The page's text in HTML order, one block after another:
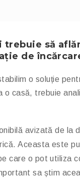
trebuie să
de
o soluție
o casă, trebuie
avizată de la
Aceasta este
care o pot utiliza
sa știm